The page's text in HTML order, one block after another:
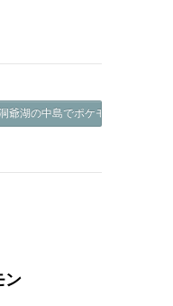
爺湖の中島でポケモン探索 ->
ン